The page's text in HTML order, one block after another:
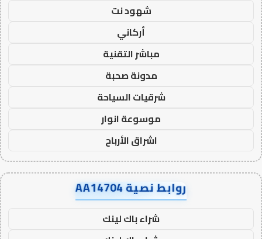
شهود نت
أركاني
مباشر التقنية
مدونة صحبة
شرقيات السياحة
موسوعة انوار
اشراق الأرباح
روابط نصية AA14704
شراء باك لينك